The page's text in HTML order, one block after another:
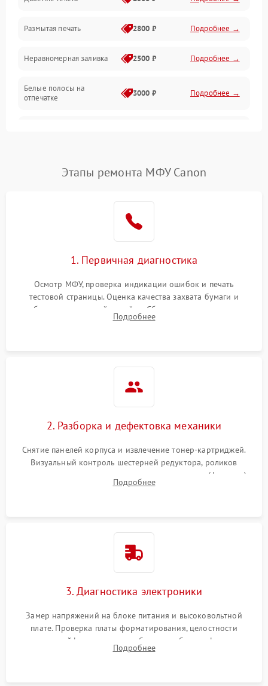
Подключение и интерфейсы
Дисплей и органы управления
Изображение
Размытая печать 2800 ₽ Подробнее →
Неравномерная заливка 2500 ₽ Подробнее →
Белые полосы на
отпечатке
3000 ₽ Подробнее →
Этапы ремонта МФУ Canon
1. Первичная диагностика
Осмотр МФУ, проверка индикации ошибок и печать
тестовой страницы. Оценка качества захвата бумаги и
работы сканирующей линейки. Сбор данных о замятиях,
дефектах изображения или посторонних шумах при работе.
Подробнее
2. Разборка и дефектовка механики
Снятие панелей корпуса и извлечение тонер-картриджей.
Визуальный контроль шестерней редуктора, роликов
захвата, термопленки и прижимного вала в печи (фьюзере).
Проверка оптики сканера на загрязнения.
Подробнее
3. Диагностика электроники
Замер напряжений на блоке питания и высоковольтной
плате. Проверка платы форматирования, целостности
плоских шлейфов сканера и работоспособности флажков и
оптопар (датчиков прохождения бумаги).
Подробнее